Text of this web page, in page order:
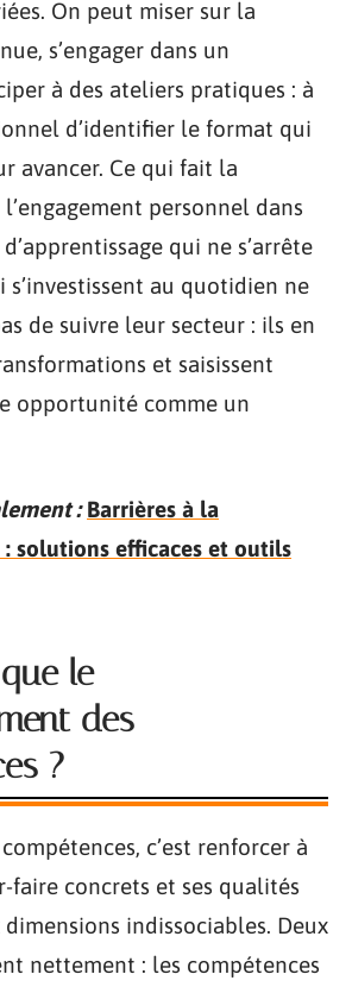
On peut miser sur la
s’engager dans un
à des ateliers pratiques : à
d’identifier le format qui
avancer. Ce qui fait la
l’engagement personnel dans
qui ne s’arrête
s’investissent au quotidien ne
de suivre leur secteur : ils en
et saisissent
opportunité comme un
: Barrières à la
solutions efficaces et outils
le
des
?
c’est renforcer à
faire concrets et ses qualités
indissociables. Deux
nettement : les compétences